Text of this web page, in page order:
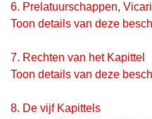
6. Prelatuurschappen,
Toon details van deze
7. Rechten van het Kapittel
Toon details van deze
8. De vijf Kapittels